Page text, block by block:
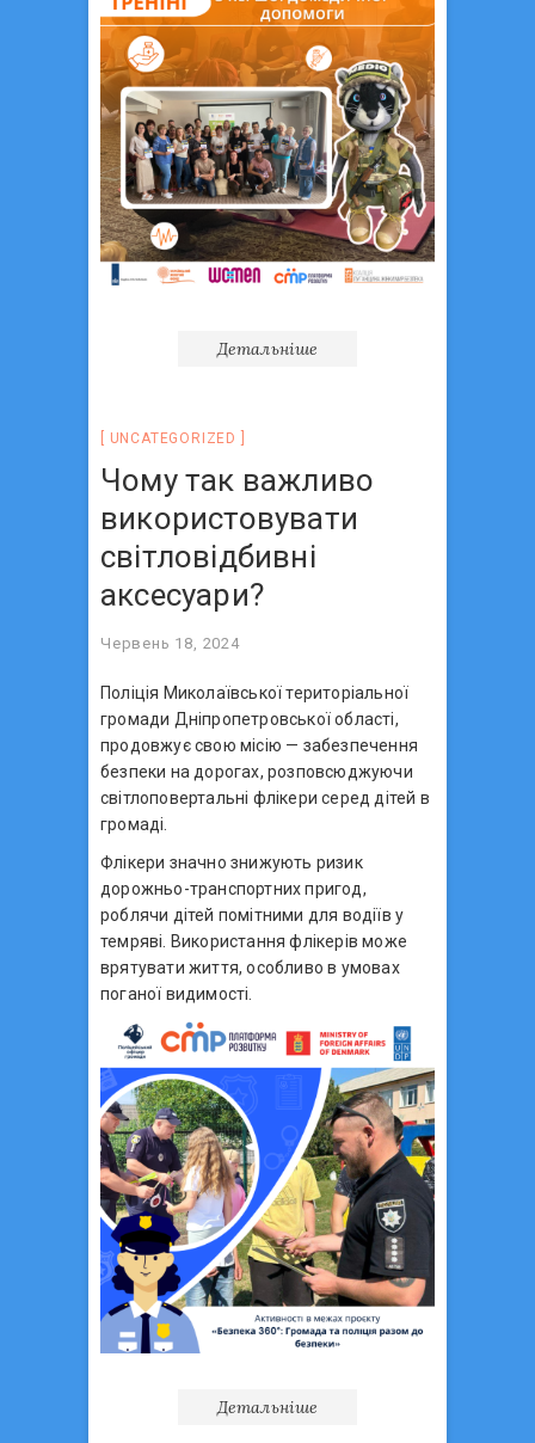
Детальніше
UNCATEGORIZED
Чому так важливо
використовувати
світловідбивні
аксесуари?
Червень 18, 2024
Поліція Миколаївської територіальної
громади Дніпропетровської області,
продовжує свою місію — забезпечення
безпеки на дорогах, розповсюджуючи
світлоповертальні флікери серед дітей в
громаді.
Флікери значно знижують ризик
дорожньо-транспортних пригод,
роблячи дітей помітними для водіїв у
темряві. Використання флікерів може
врятувати життя, особливо в умовах
поганої видимості.
Детальніше